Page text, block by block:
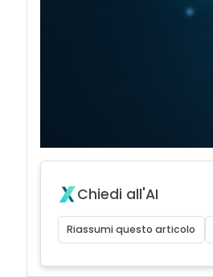
Chiedi all'AI
Riassumi questo articolo